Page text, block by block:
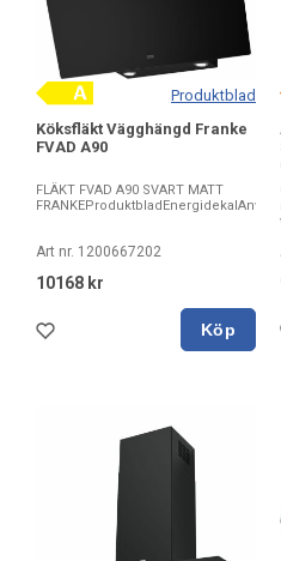
Produktblad
Köksfläkt Vägghängd Franke
FVAD A90
FLÄKT FVAD A90 SVART MATT
Art nr. 1200667202
10168 kr
Köp